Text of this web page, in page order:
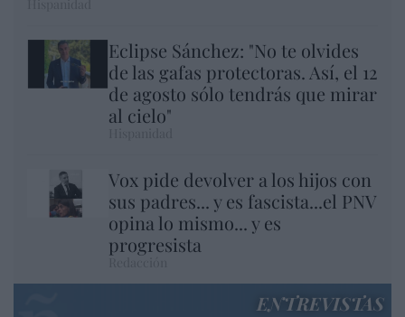
Eclipse Sánchez: "No te olvides
de las gafas protectoras. Así, el 12
de agosto sólo tendrás que mirar
al cielo"
Vox pide devolver a los hijos con
sus padres... y es fascista...el PNV
opina lo mismo... y es
progresista
ENTREVISTAS